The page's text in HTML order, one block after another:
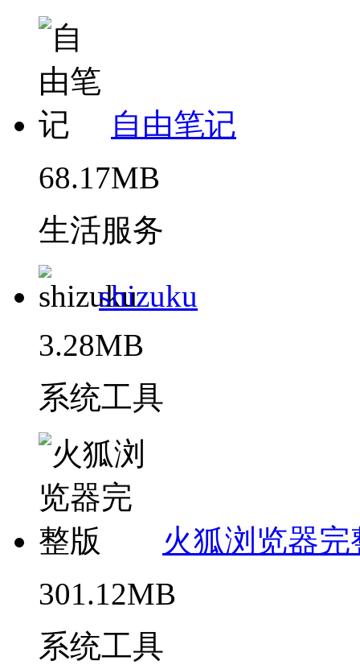
自由笔记
68.17MB
生活服务
shizuku
3.28MB
系统工具
火狐浏览器完
301.12MB
系统工具